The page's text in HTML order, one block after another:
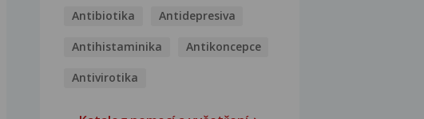
Antibiotika Antidepresiva
Antihistaminika Antikoncepce
Antivirotika